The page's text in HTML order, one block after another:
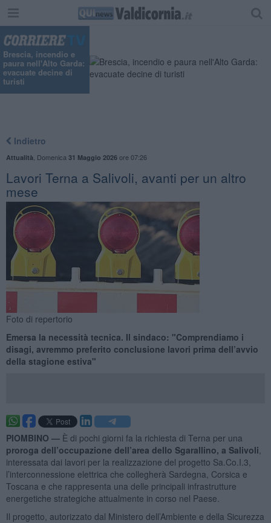
Brescia, incendio e
paura nell'Alto Garda:
evacuate decine di
turisti
Indietro
Attualità Domenica 31 Maggio 2026ore 07:26
Lavori Terna a Salivoli, avanti per un altro
mese
Foto di repertorio
Emersa la necessità tecnica. Il sindaco: "Comprendiamo i
disagi, avremmo preferito conclusione lavori prima dell’avvio
della stagione estiva"
PIOMBINO — È di pochi giorni fa la richiesta di Terna per una
proroga dell’occupazione dell’area dello Sgarallino, a Salivoli
interessata dai lavori per la realizzazione del progetto Sa.Co.I.3,
l’interconnessione elettrica che collegherà Sardegna, Corsica e
Toscana e che rappresenta una delle principali infrastrutture
energetiche strategiche attualmente in corso nel Paese.
Il progetto, autorizzato dal Ministero dell’Ambiente e della Sicurezza